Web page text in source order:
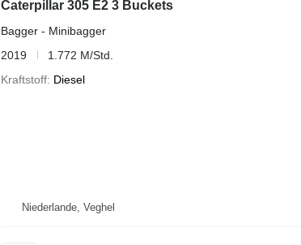
Caterpillar 305 E2 3 Buckets
Bagger - Minibagger
2019
1.772 M/Std.
Kraftstoff Diesel
Niederlande, Veghel